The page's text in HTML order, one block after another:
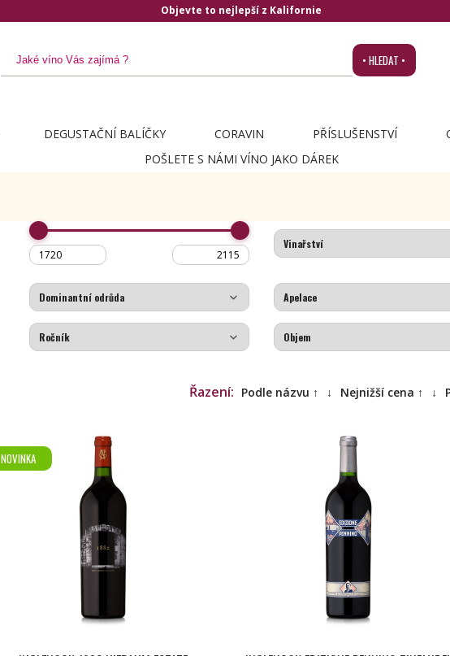
Objevte to nejlepší z Kalifornie
• HLEDAT •
DEGUSTAČNÍ BALÍČKY CORAVIN PŘÍSLUŠENSTVÍ
POŠLETE S NÁMI VÍNO JAKO DÁREK
Řazení: Podle názvu ↑ ↓ Nejnižší cena ↑ ↓
NOVINKA